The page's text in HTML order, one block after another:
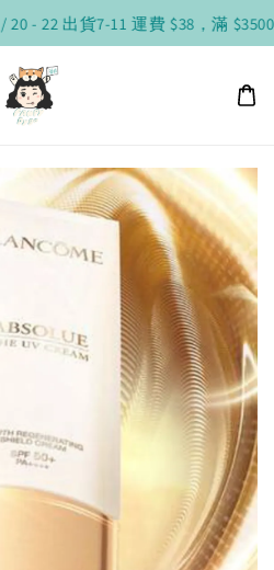
- 22 出貨7-11 運費 $38，滿 $3500